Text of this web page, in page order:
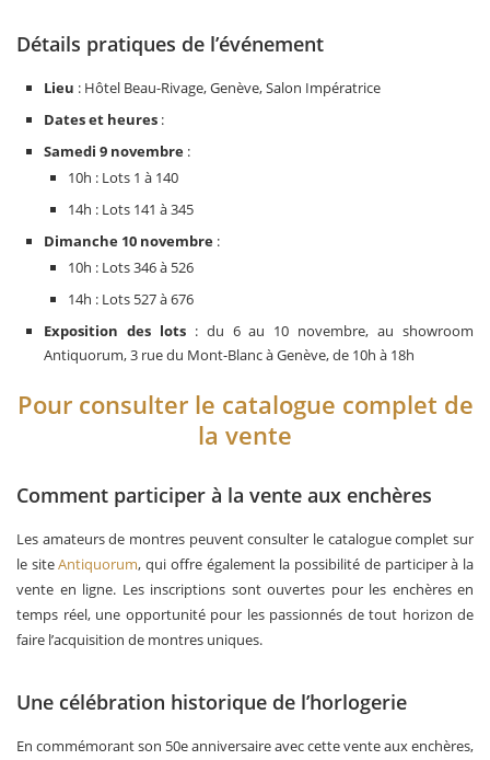
Détails pratiques de l’événement
Lieu : Hôtel Beau-Rivage, Genève, Salon Impératrice
Dates et heures :
Samedi 9 novembre :
10h : Lots 1 à 140
14h : Lots 141 à 345
Dimanche 10 novembre :
10h : Lots 346 à 526
14h : Lots 527 à 676
Exposition des lots: du 6 au 10 novembre, au showroom
Antiquorum, 3 rue du Mont-Blanc à Genève, de 10h à 18h
Pour consulter le catalogue complet de
la vente
Comment participer à la vente aux enchères
Les amateurs de montres peuvent consulter le catalogue complet sur
le siteAntiquorum, qui offre également la possibilité de participer à la
vente en ligne. Les inscriptions sont ouvertes pour les enchères en
temps réel, une opportunité pour les passionnés de tout horizon de
faire l’acquisition de montres uniques.
Une célébration historique de l’horlogerie
En commémorant son 50e anniversaire avec cette vente aux enchères,